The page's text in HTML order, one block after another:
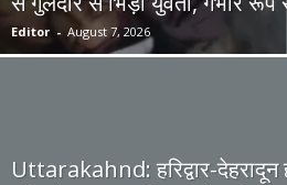
Editor - August 7, 2026
Uttarakahnd: हरिद्वार-देहरादून